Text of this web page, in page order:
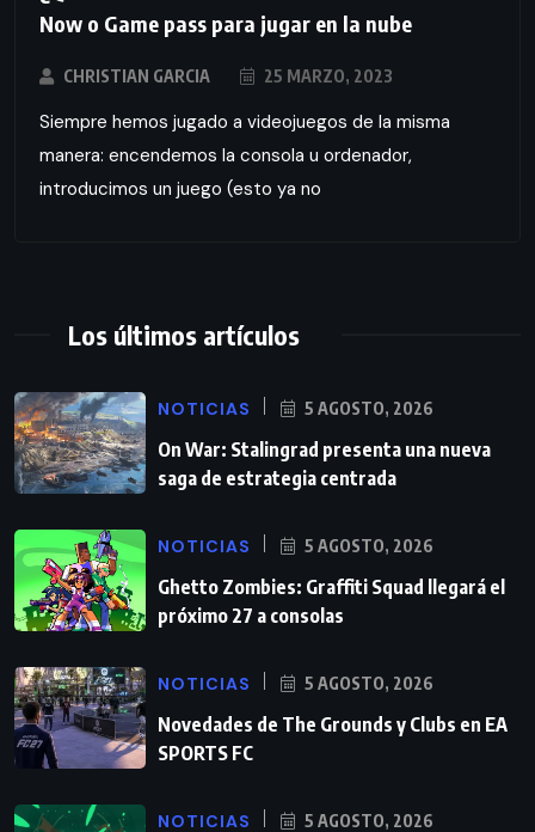
Now o Game pass para jugar en la nube
CHRISTIAN GARCIA 25 MARZO, 2023
Siempre hemos jugado a videojuegos de la misma
manera: encendemos la consola u ordenador,
introducimos un juego (esto ya no
Los últimos artículos
NOTICIAS 5 AGOSTO, 2026
On War: Stalingrad presenta una nueva
saga de estrategia centrada
NOTICIAS 5 AGOSTO, 2026
Ghetto Zombies: Graffiti Squad llegará el
próximo 27 a consolas
NOTICIAS 5 AGOSTO, 2026
Novedades de The Grounds y Clubs en EA
SPORTS FC
NOTICIAS 5 AGOSTO, 2026